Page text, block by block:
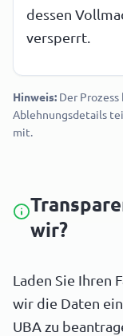
dessen
versperrt.
Hinweis: Der
Ablehnungsdetails
mit.
wir?
Laden Sie Ihren
wir die Daten
UBA zu